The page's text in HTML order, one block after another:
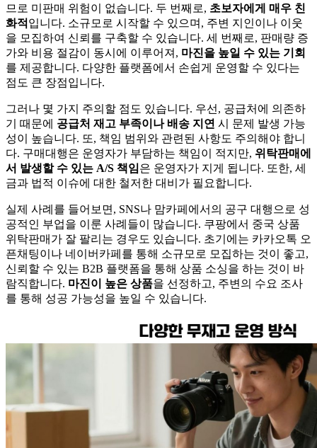
므로 미판매 위험이 없습니다. 두 번째로, 초보자에게 매우 친
화적 입니다. 소규모로 시작할 수 있으며, 주변 지인이나 이웃
을 모집하여 신뢰를 구축할 수 있습니다. 세 번째로, 판매량 증
가와 비용 절감이 동시에 이루어져, 마진을 높일 수 있는 기회
를 제공합니다. 다양한 플랫폼에서 손쉽게 운영할 수 있다는
점도 큰 장점입니다.
그러나 몇 가지 주의할 점도 있습니다. 우선, 공급처에 의존하
기 때문에 공급처 재고 부족이나 배송 지연 시 문제 발생 가능
성이 높습니다. 또, 책임 범위와 관련된 사항도 주의해야 합니
다. 구매대행은 운영자가 부담하는 책임이 적지만, 위탁판매에
서 발생할 수 있는 A/S 책임은 운영자가 지게 됩니다. 또한, 세
금과 법적 이슈에 대한 철저한 대비가 필요합니다.
실제 사례를 들어보면, SNS나 맘카페에서의 공구 대행으로 성
공적인 부업을 이룬 사례들이 많습니다. 쿠팡에서 중국 상품
위탁판매가 잘 팔리는 경우도 있습니다. 초기에는 카카오톡 오
픈채팅이나 네이버카페를 통해 소규모로 모집하는 것이 좋고,
신뢰할 수 있는 B2B 플랫폼을 통해 상품 소싱을 하는 것이 바
람직합니다. 마진이 높은 상품을 선정하고, 주변의 수요 조사
를 통해 성공 가능성을 높일 수 있습니다.